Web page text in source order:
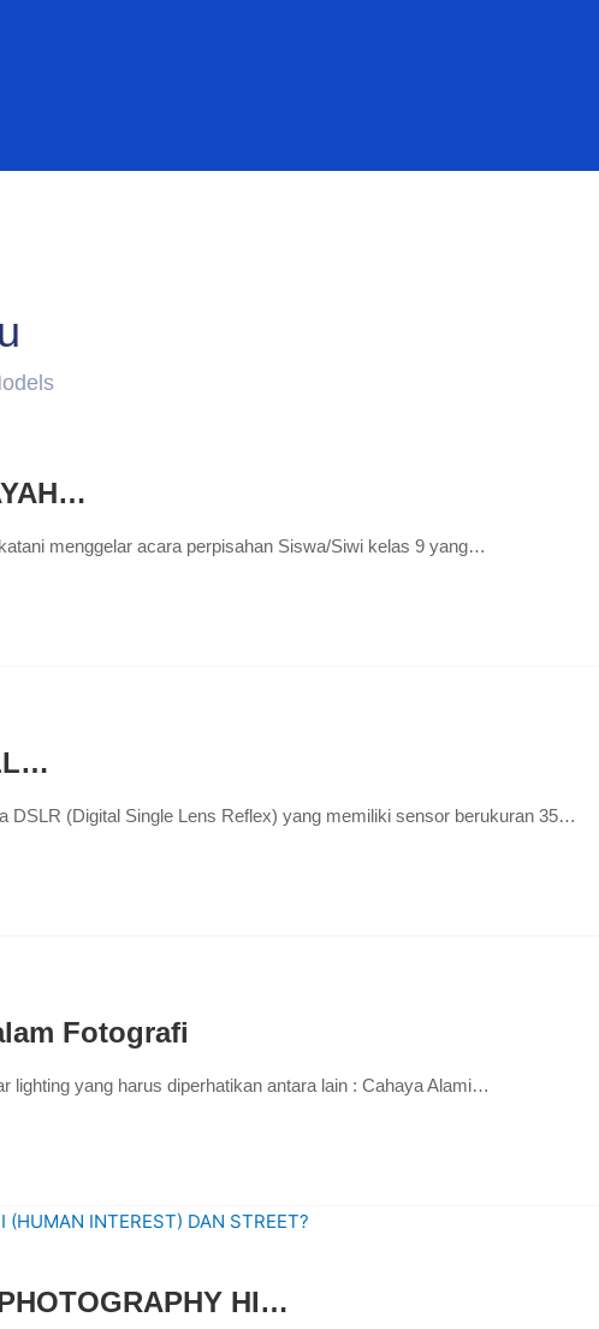
menggelar acara perpisahan Siswa/Siwi kelas 9 yang…
DSLR (Digital Single Lens Reflex) yang memiliki sensor berukuran 35…
Fotografi
lighting yang harus diperhatikan antara lain : Cahaya Alami…
HI…